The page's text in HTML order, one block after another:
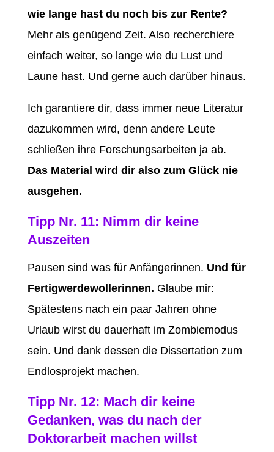
wie lange hast du noch bis zur Rente?
Mehr als genügend Zeit. Also recherchiere
einfach weiter, so lange wie du Lust und
Laune hast. Und gerne auch darüber hinaus.
Ich garantiere dir, dass immer neue Literatur
dazukommen wird, denn andere Leute
schließen ihre Forschungsarbeiten ja ab.
Das Material wird dir also zum Glück nie
ausgehen.
Tipp Nr. 11: Nimm dir keine
Auszeiten
Pausen sind was für Anfängerinnen. Und für
Fertigwerdewollerinnen. Glaube mir:
Spätestens nach ein paar Jahren ohne
Urlaub wirst du dauerhaft im Zombiemodus
sein. Und dank dessen die Dissertation zum
Endlosprojekt machen.
Tipp Nr. 12: Mach dir keine
Gedanken, was du nach der
Doktorarbeit machen willst